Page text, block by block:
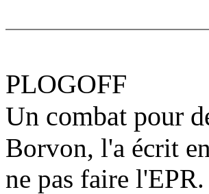
PLOGOFF
Un combat pour
Borvon, l'a écrit
ne pas faire